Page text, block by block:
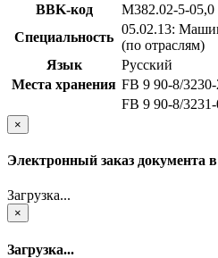
BBK-код
М382.02-5-05,0
Специальность
05.02.13:
(по отраслям)
Язык
Русский
Места хранения FB 9 90-8/3230-
FB 9 90-8/
×
Электронный заказ документа
Загрузка...
×
Загрузка...